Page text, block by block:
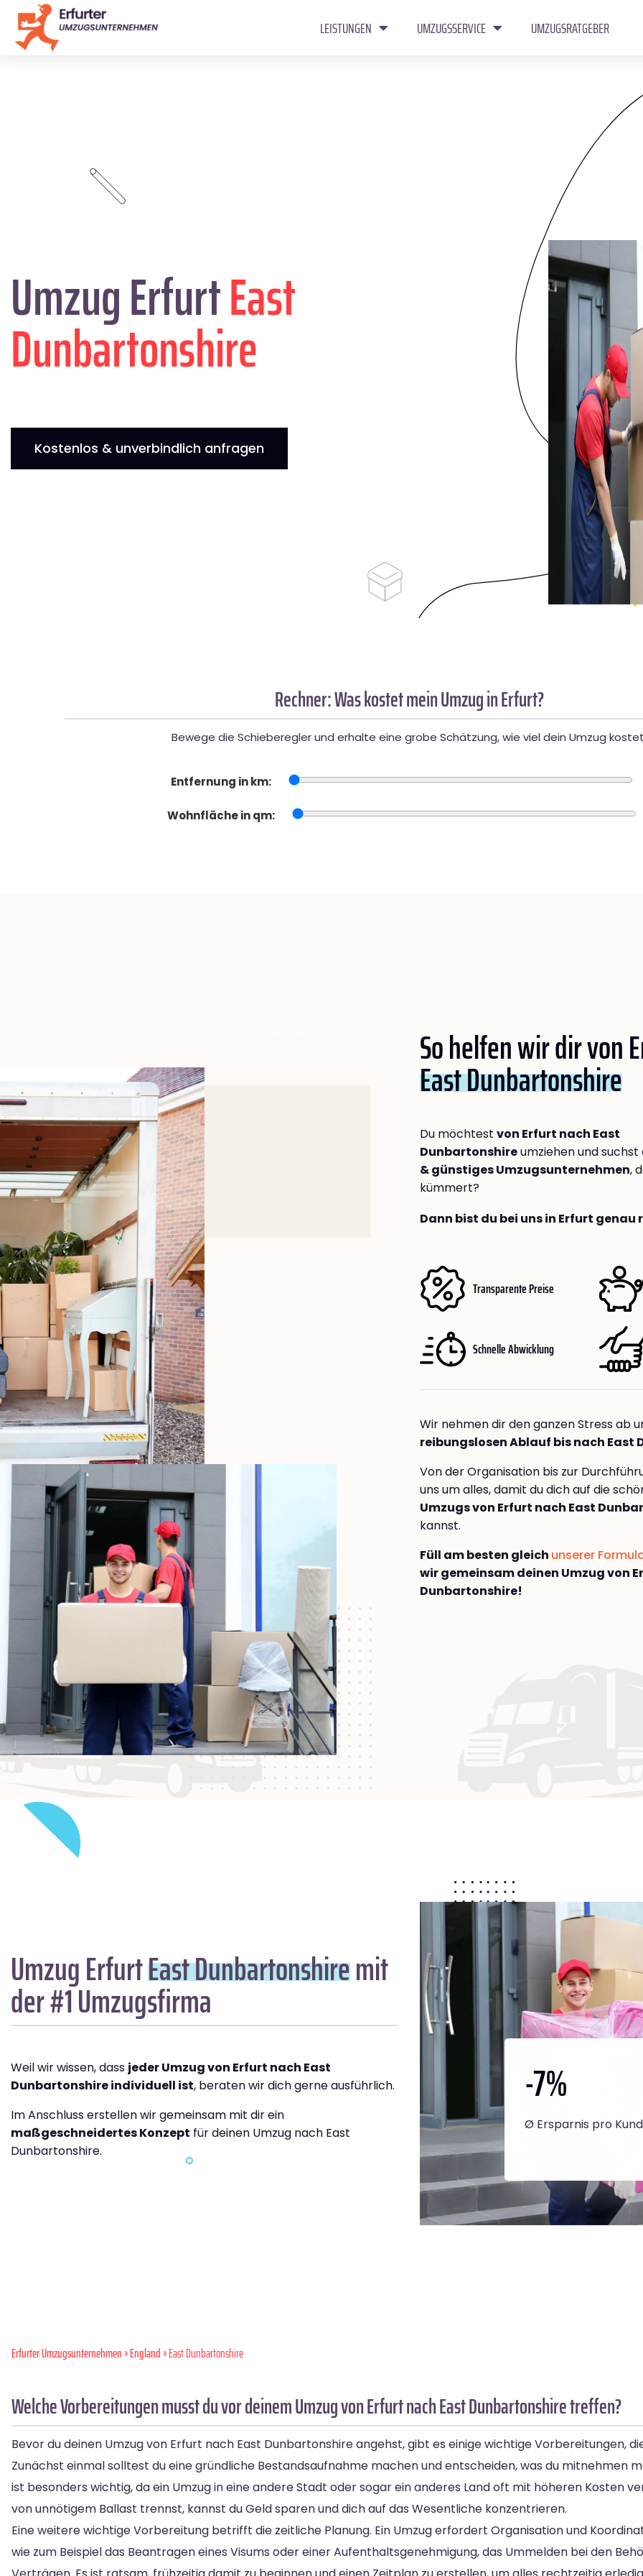
LEISTUNGEN UMZUGSSERVICE UMZUGSRATGEBER
Umzug ErfurtEast
Dunbartonshire
Kostenlos & unverbindlich anfragen
Rechner: Was kostet mein Umzug in Erfurt?
Bewege die Schieberegler und erhalte eine grobe Schätzung, wie viel dein Umzug
Entfernung in km:
Wohnfläche in qm:
So helfen wir dir von
East Dunbartonshire
Du möchtest von Erfurt nach East
Dunbartonshireumziehen und
& günstiges Umzugsunternehmen,
kümmert?
Dann bist du bei uns in Erfurt
Transparente Preise
Schnelle Abwicklung
Wir nehmen dir den ganzen Stress ab
reibungslosen Ablauf bis nach East
Von der Organisation bis zur
uns um alles, damit du dich auf die
Umzugs von Erfurt nach East
kannst.
Füll am besten gleich unserer
wir gemeinsam deinen Umzug von
Dunbartonshire!
Umzug ErfurtEast Dunbartonshiremit
der #1 Umzugsfirma
Weil wir wissen, dass jeder Umzug von Erfurt nach East
Dunbartonshire individuell ist, beraten wir dich gerne ausführlich.
Im Anschluss erstellen wir gemeinsam mit dir ein
maßgeschneidertes Konzept für deinen Umzug nach East
Dunbartonshire.
-7%
Ø Ersparnis pro
Erfurter Umzugsunternehmen»England» East Dunbartonshire
Welche Vorbereitungen musst du vor deinem Umzug von Erfurt nach East Dunbartonshire treffen?
Bevor du deinen Umzug von Erfurt nach East Dunbartonshire angehst, gibt es einige wichtige Vorbereitungen,
Zunächst einmal solltest du eine gründliche Bestandsaufnahme machen und entscheiden, was du mitnehmen
ist besonders wichtig, da ein Umzug in eine andere Stadt oder sogar ein anderes Land oft mit höheren Kosten
von unnötigem Ballast trennst, kannst du Geld sparen und dich auf das Wesentliche konzentrieren.
Eine weitere wichtige Vorbereitung betrifft die zeitliche Planung. Ein Umzug erfordert Organisation und
wie zum Beispiel das Beantragen eines Visums oder einer Aufenthaltsgenehmigung, das Ummelden bei den